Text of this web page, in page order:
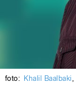
foto: Khalil Baalbaki,